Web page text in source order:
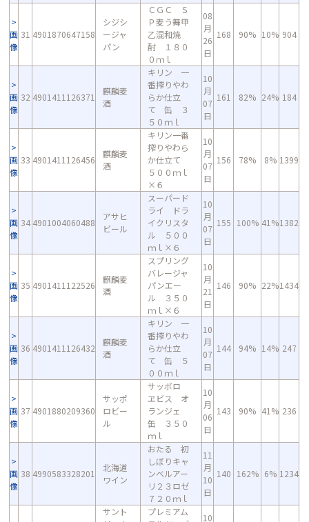
画
像
31 4901870647158
シジシ
ージャ
パン
ＣＧＣ Ｓ
Ｐ麦う舞甲
乙混和焼
酎 １８０
０ｍｌ
08
月
26
日
168 90% 10% 904
画
像
32 4901411126371
麒麟麦
酒
キリン 一
番搾りやわ
らか仕立
て 缶 ３
５０ｍｌ
10
月
07
日
161 82% 24% 184
画
像
33 4901411126456
麒麟麦
酒
キリン一番
搾りやわら
か仕立て
５００ｍｌ
×６
10
月
07
日
156 78% 8% 1399
画
像
34 4901004060488
アサヒ
ビール
スーパード
ライ ドラ
イクリスタ
ル ５００
ｍｌ×６
10
月
07
日
155 100% 41%1382
画
像
35 4901411122526
麒麟麦
酒
スプリング
バレージャ
パンエー
ル ３５０
ｍｌ×６
10
月
21
日
146 90% 22%1434
画
像
36 4901411126432
麒麟麦
酒
キリン 一
番搾りやわ
らか仕立
て 缶 ５
００ｍｌ
10
月
07
日
144 94% 14% 247
画
像
37 4901880209360
サッポ
ロビー
ル
サッポロ
ヱビス オ
ランジェ
缶 ３５０
ｍｌ
10
月
06
日
143 90% 41% 236
画
像
38 4990583328201
北海道
ワイン
おたる 初
しぼりキャ
ンベルアー
リ２３ロゼ
７２０ｍｌ
11
月
10
日
140 162% 6% 1234
サント
プレミアム
10